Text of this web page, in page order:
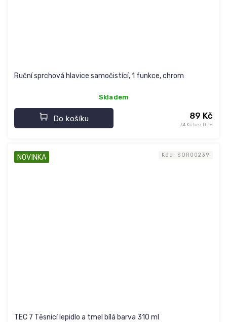
Ruční sprchová hlavice samočistící, 1 funkce, chrom
Skladem
74 Kč bez DPH
89 Kč
Do košíku
NOVINKA
TEC 7 Těsnicí lepidlo a tmel bílá barva 310 ml
Kód: SOR00239